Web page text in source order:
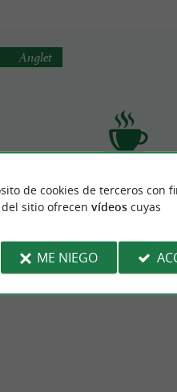
Le Bistrot du Center
Anglet
de cookies de terceros con
del sitio ofrecen vídeoscuyas
ME NIEGO